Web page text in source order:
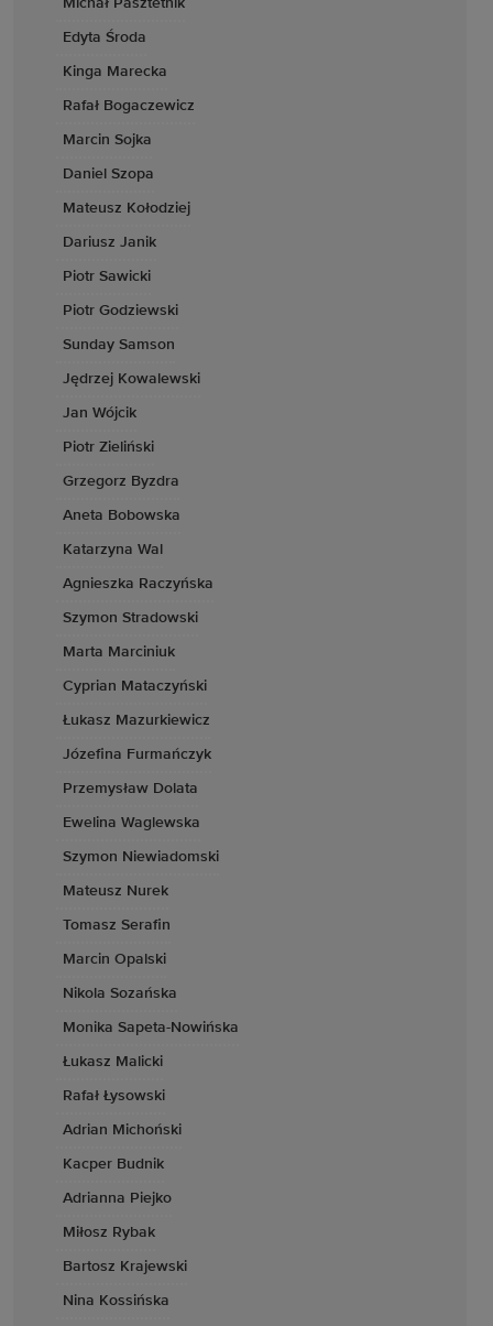
Michał Pasztetnik
Edyta Środa
Kinga Marecka
Rafał Bogaczewicz
Marcin Sojka
Daniel Szopa
Mateusz Kołodziej
Dariusz Janik
Piotr Sawicki
Piotr Godziewski
Sunday Samson
Jędrzej Kowalewski
Jan Wójcik
Piotr Zieliński
Grzegorz Byzdra
Aneta Bobowska
Katarzyna Wal
Agnieszka Raczyńska
Szymon Stradowski
Marta Marciniuk
Cyprian Mataczyński
Łukasz Mazurkiewicz
Józefina Furmańczyk
Przemysław Dolata
Ewelina Waglewska
Szymon Niewiadomski
Mateusz Nurek
Tomasz Serafin
Marcin Opalski
Nikola Sozańska
Monika Sapeta-Nowińska
Łukasz Malicki
Rafał Łysowski
Adrian Michoński
Kacper Budnik
Adrianna Piejko
Miłosz Rybak
Bartosz Krajewski
Nina Kossińska